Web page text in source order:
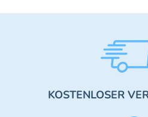
KOSTENLOSER